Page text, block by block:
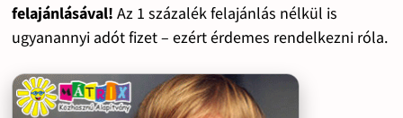
felajánlásával! Az 1 százalék felajánlás nélkül is
ugyanannyi adót fizet – ezért érdemes rendelkezni róla.